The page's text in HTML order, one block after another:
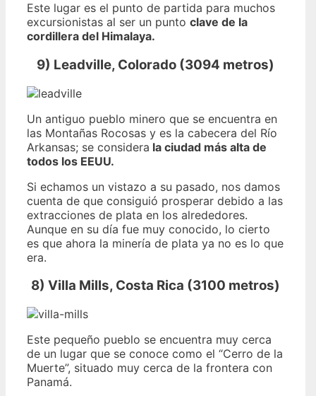
Este lugar es el punto de partida para muchos
excursionistas al ser un punto clave de la
cordillera del Himalaya.
9) Leadville, Colorado (3094 metros)
Un antiguo pueblo minero que se encuentra en
las Montañas Rocosas y es la cabecera del Río
Arkansas; se considera la ciudad más alta de
todos los EEUU.
Si echamos un vistazo a su pasado, nos damos
cuenta de que consiguió prosperar debido a las
extracciones de plata en los alrededores.
Aunque en su día fue muy conocido, lo cierto
es que ahora la minería de plata ya no es lo que
era.
8) Villa Mills, Costa Rica (3100 metros)
Este pequeño pueblo se encuentra muy cerca
de un lugar que se conoce como el “Cerro de la
Muerte”, situado muy cerca de la frontera con
Panamá.